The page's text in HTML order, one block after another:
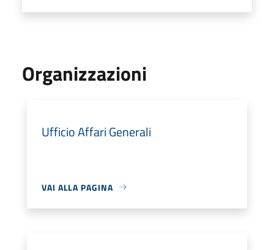
Organizzazioni
Ufficio Affari Generali
VAI ALLA PAGINA